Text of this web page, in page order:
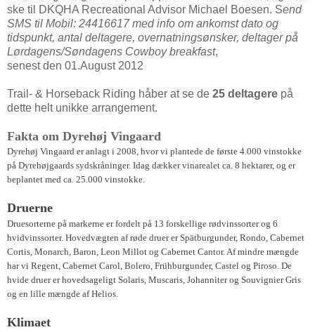
ske til DKQHA Recreational Advisor Michael Boesen. Send
SMS til Mobil: 24416617 med info om ankomst dato og
tidspunkt, antal deltagere, overnatningsønsker, deltager på
Lørdagens/Søndagens Cowboy breakfast,
senest den 01.August 2012
Trail- & Horseback Riding håber at se de 25 deltagere på
dette helt unikke arrangement.
Fakta om Dyrehøj Vingaard
Dyrehøj Vingaard er anlagt i 2008, hvor vi plantede de første 4.000 vinstokke
på Dyrehøjgaards sydskråninger. Idag dækker vinarealet ca. 8 hektarer, og er
beplantet med ca. 25.000 vinstokke.
Druerne
Druesorterne på markerne er fordelt på 13 forskellige rødvinssorter og 6
hvidvinssorter. Hovedvægten af røde druer er Spätburgunder, Rondo, Cabernet
Cortis, Monarch, Baron, Leon Millot og Cabernet Cantor. Af mindre mængde
har vi Regent, Cabernet Carol, Bolero, Frühburgunder, Castel og Piroso. De
hvide druer er hovedsageligt Solaris, Muscaris, Johanniter og Souvignier Gris
og en lille mængde af Helios.
Klimaet